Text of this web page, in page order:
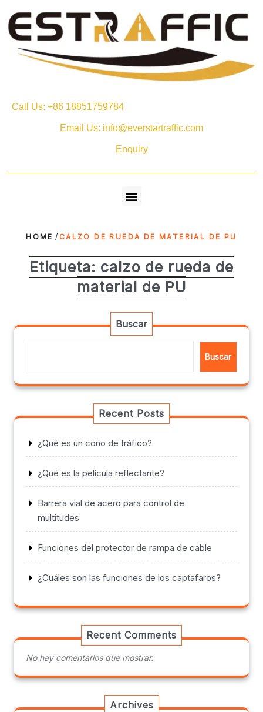
Call Us: +86 18851759784
Email Us: info@everstartraffic.com
Enquiry
HOME / CALZO DE RUEDA DE MATERIAL DE PU
Etiqueta: calzo de rueda de
material de PU
Buscar
Buscar
Recent Posts
¿Qué es un cono de tráfico?
¿Qué es la película reflectante?
Barrera vial de acero para control de
multitudes
Funciones del protector de rampa de cable
¿Cuáles son las funciones de los captafaros?
Recent Comments
No hay comentarios que mostrar.
Archives